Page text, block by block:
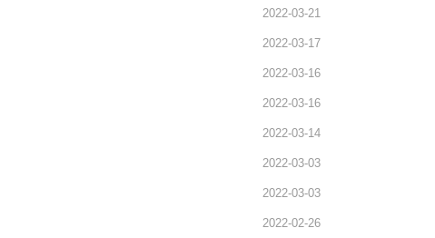
2022-03-21
2022-03-17
2022-03-16
2022-03-16
2022-03-14
2022-03-03
2022-03-03
2022-02-26